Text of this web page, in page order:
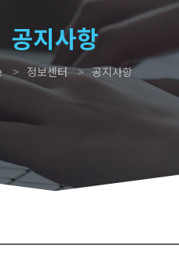
공지사항
정보센터 공지사항